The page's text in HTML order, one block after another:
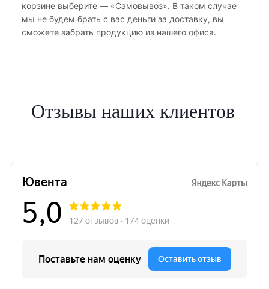
корзине выберите — «Самовывоз». В таком случае
мы не будем брать с вас деньги за доставку, вы
сможете забрать продукцию из нашего офиса.
Отзывы наших клиентов